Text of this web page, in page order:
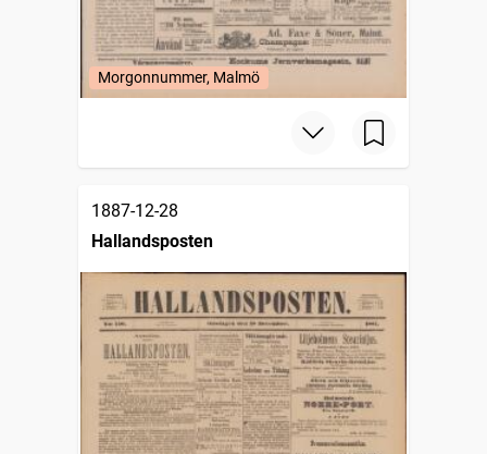
Morgonnummer, Malmö
1887-12-28
Hallandsposten